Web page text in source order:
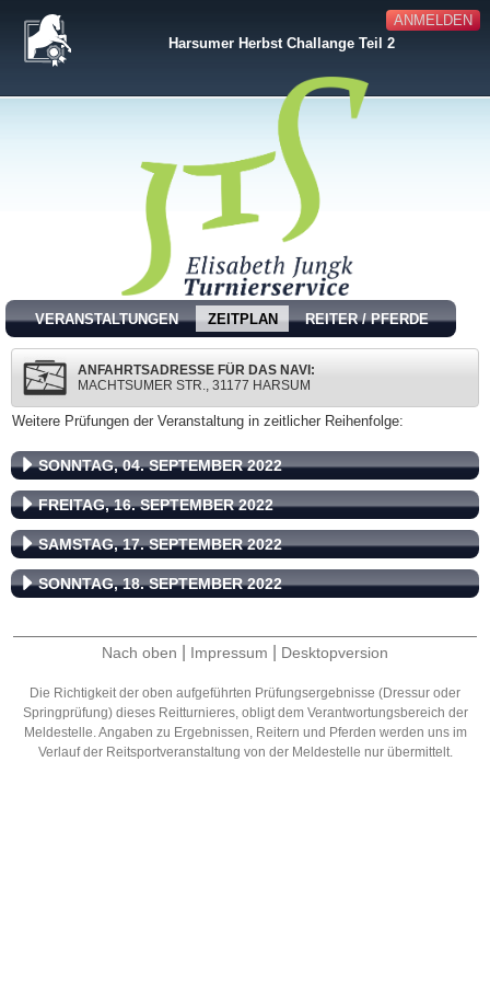
ANMELDEN
Harsumer Herbst Challange Teil 2
VERANSTALTUNGEN ZEITPLAN REITER / PFERDE
ANFAHRTSADRESSE FÜR DAS NAVI:
MACHTSUMER STR., 31177 HARSUM
Weitere Prüfungen der Veranstaltung in zeitlicher Reihenfolge:
SONNTAG, 04. SEPTEMBER 2022
FREITAG, 16. SEPTEMBER 2022
SAMSTAG, 17. SEPTEMBER 2022
SONNTAG, 18. SEPTEMBER 2022
Nach oben Impressum Desktopversion
Die Richtigkeit der oben aufgeführten Prüfungsergebnisse (Dressur oder
Springprüfung) dieses Reitturnieres, obligt dem Verantwortungsbereich der
Meldestelle. Angaben zu Ergebnissen, Reitern und Pferden werden uns im
Verlauf der Reitsportveranstaltung von der Meldestelle nur übermittelt.